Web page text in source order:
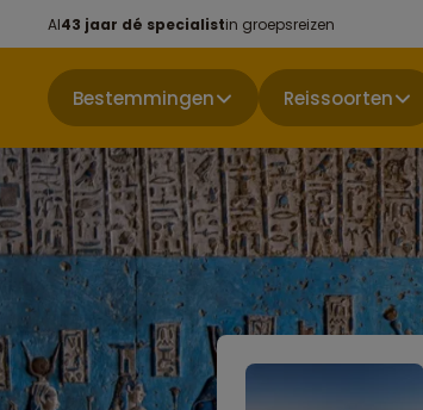
Al43 jaar dé specialistin groepsreizen
Bestemmingen Reissoorten